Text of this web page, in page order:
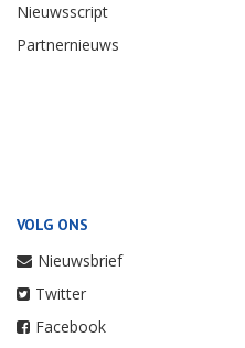
Nieuwsscript
Partnernieuws
VOLG ONS
Nieuwsbrief
Twitter
Facebook